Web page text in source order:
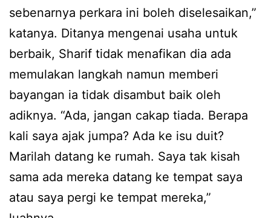
sebenarnya perkara ini boleh diselesaikan,”
katanya. Ditanya mengenai usaha untuk
berbaik, Sharif tidak menafikan dia ada
memulakan langkah namun memberi
bayangan ia tidak disambut baik oleh
adiknya. “Ada, jangan cakap tiada. Berapa
kali saya ajak jumpa? Ada ke isu duit?
Marilah datang ke rumah. Saya tak kisah
sama ada mereka datang ke tempat saya
atau saya pergi ke tempat mereka,”